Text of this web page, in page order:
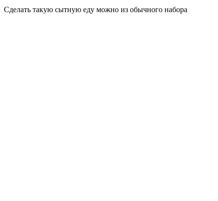
Сделать такую сытную еду можно из обычного набора